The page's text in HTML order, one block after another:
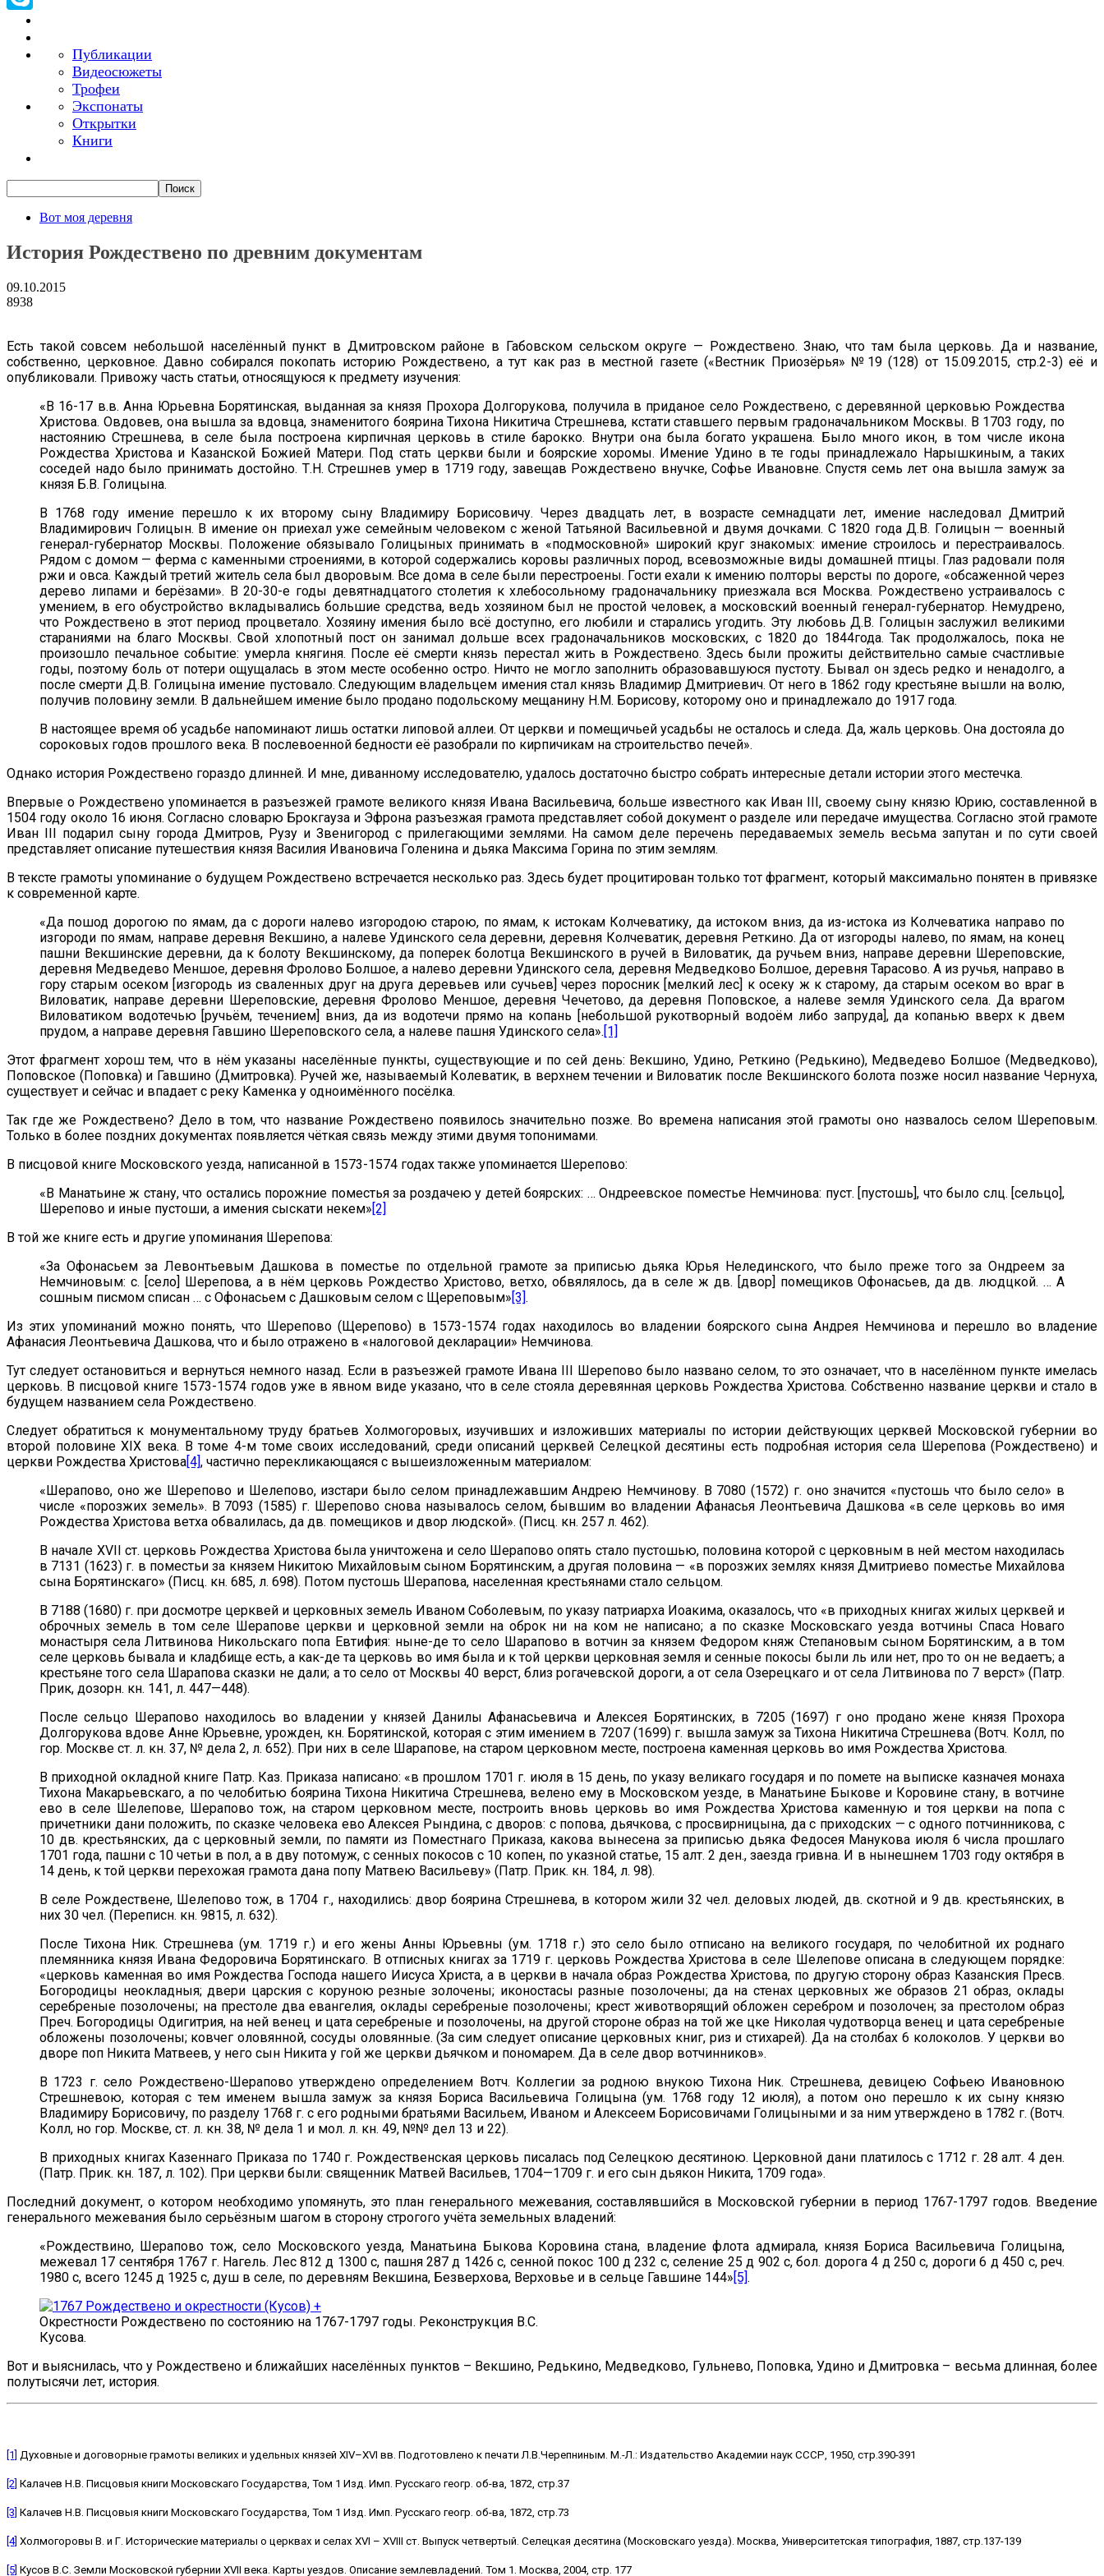
Публикации
Видеосюжеты
Трофеи
Экспонаты
Открытки
Книги
Вот моя деревня
История Рождествено по древним документам
09.10.2015
8938
Есть такой совсем небольшой населённый пункт в Дмитровском районе в Габовском сельском округе — Рождествено. Знаю, что там была церковь. Да и название,
собственно, церковное. Давно собирался покопать историю Рождествено, а тут как раз в местной газете («Вестник Приозёрья» №19 (128) от 15.09.2015, стр.2-3) её и
опубликовали. Привожу часть статьи, относящуюся к предмету изучения:
«В 16-17 в.в. Анна Юрьевна Борятинская, выданная за князя Прохора Долгорукова, получила в приданое село Рождествено, с деревянной церковью Рождества
Христова. Овдовев, она вышла за вдовца, знаменитого боярина Тихона Никитича Стрешнева, кстати ставшего первым градоначальником Москвы. В 1703 году, по
настоянию Стрешнева, в селе была построена кирпичная церковь в стиле барокко. Внутри она была богато украшена. Было много икон, в том числе икона
Рождества Христова и Казанской Божией Матери. Под стать церкви были и боярские хоромы. Имение Удино в те годы принадлежало Нарышкиным, а таких
соседей надо было принимать достойно. Т.Н. Стрешнев умер в 1719 году, завещав Рождествено внучке, Софье Ивановне. Спустя семь лет она вышла замуж за
князя Б.В. Голицына.
В 1768 году имение перешло к их второму сыну Владимиру Борисовичу. Через двадцать лет, в возрасте семнадцати лет, имение наследовал Дмитрий
Владимирович Голицын. В имение он приехал уже семейным человеком с женой Татьяной Васильевной и двумя дочками. С 1820 года Д.В. Голицын — военный
генерал-губернатор Москвы. Положение обязывало Голицыных принимать в «подмосковной» широкий круг знакомых: имение строилось и перестраивалось.
Рядом с домом — ферма с каменными строениями, в которой содержались коровы различных пород, всевозможные виды домашней птицы. Глаз радовали поля
ржи и овса. Каждый третий житель села был дворовым. Все дома в селе были перестроены. Гости ехали к имению полторы версты по дороге, «обсаженной через
дерево липами и берёзами». В 20-30-е годы девятнадцатого столетия к хлебосольному градоначальнику приезжала вся Москва. Рождествено устраивалось с
умением, в его обустройство вкладывались большие средства, ведь хозяином был не простой человек, а московский военный генерал-губернатор. Немудрено,
что Рождествено в этот период процветало. Хозяину имения было всё доступно, его любили и старались угодить. Эту любовь Д.В. Голицын заслужил великими
стараниями на благо Москвы. Свой хлопотный пост он занимал дольше всех градоначальников московских, с 1820 до 1844года. Так продолжалось, пока не
произошло печальное событие: умерла княгиня. После её смерти князь перестал жить в Рождествено. Здесь были прожиты действительно самые счастливые
годы, поэтому боль от потери ощущалась в этом месте особенно остро. Ничто не могло заполнить образовав­шуюся пустоту. Бывал он здесь редко и ненадолго, а
после смерти Д.В. Голицына имение пустовало. Следующим владельцем имения стал князь Владимир Дмитриевич. От него в 1862 году крестьяне вышли на волю,
получив половину земли. В дальнейшем имение было продано подольскому мещанину Н.М. Борисову, которому оно и принадлежало до 1917 года.
В настоящее время об усадьбе напоминают лишь остатки липовой аллеи. От церкви и помещичьей усадьбы не осталось и следа. Да, жаль церковь. Она достояла до
сороковых годов прошлого века. В послевоенной бедности её разобрали по кирпичикам на строительство печей».
Однако история Рождествено гораздо длинней. И мне, диванному исследователю, удалось достаточно быстро собрать интересные детали истории этого местечка.
Впервые о Рождествено упоминается в разъезжей грамоте великого князя Ивана Васильевича, больше известного как Иван III, своему сыну князю Юрию, составленной в
1504 году около 16 июня. Согласно словарю Брокгауза и Эфрона разъезжая грамота представляет собой документ о разделе или передаче имущества. Согласно этой грамоте
Иван III подарил сыну города Дмитров, Рузу и Звенигород с прилегающими землями. На самом деле перечень передаваемых земель весьма запутан и по сути своей
представляет описание путешествия князя Василия Ивановича Голенина и дьяка Максима Горина по этим землям.
В тексте грамоты упоминание о будущем Рождествено встречается несколько раз. Здесь будет процитирован только тот фрагмент, который максимально понятен в привязке
к современной карте.
«Да пошод дорогою по ямам, да с дороги налево изгородою старою, по ямам, к истокам Колчеватику, да истоком вниз, да из-истока из Колчеватика направо по
изгороди по ямам, направе деревня Векшино, а налеве Удинского села деревни, деревня Колчеватик, деревня Реткино. Да от изгороды налево, по ямам, на конец
пашни Векшинские деревни, да к болоту Векшинскому, да поперек болотца Векшинского в ручей в Виловатик, да ручьем вниз, направе деревни Шереповские,
деревня Медведево Меншое, деревня Фролово Болшое, а налево деревни Удинского села, деревня Медведково Болшое, деревня Тарасово. А из ручья, направо в
гору старым осеком [изгородь из сваленных друг на друга деревьев или сучьев] через поросник [мелкий лес] к осеку ж к старому, да старым осеком во враг в
Виловатик, направе деревни Шереповские, деревня Фролово Меншое, деревня Чечетово, да деревня Поповское, а налеве земля Удинского села. Да врагом
Виловатиком водотечью [ручьём, течением] вниз, да из водотечи прямо на копань [небольшой рукотворный водоём либо запруда], да копанью вверх к двем
прудом, а направе деревня Гавшино Шереповского села, а налеве пашня Удинского села».[1]
Этот фрагмент хорош тем, что в нём указаны населённые пункты, существующие и по сей день: Векшино, Удино, Реткино (Редькино), Медведево Болшое (Медведково),
Поповское (Поповка) и Гавшино (Дмитровка). Ручей же, называемый Колеватик, в верхнем течении и Виловатик после Векшинского болота позже носил название Чернуха,
существует и сейчас и впадает с реку Каменка у одноимённого посёлка.
Так где же Рождествено? Дело в том, что название Рождествено появилось значительно позже. Во времена написания этой грамоты оно назвалось селом Шереповым.
Только в более поздних документах появляется чёткая связь между этими двумя топонимами.
В писцовой книге Московского уезда, написанной в 1573-1574 годах также упоминается Шерепово:
«В Манатьине ж стану, что остались порожние поместья за роздачею у детей боярских: … Ондреевское поместье Немчинова: пуст. [пустошь], что было слц. [сельцо],
Шерепово и иные пустоши, а имения сыскати некем»[2]
В той же книге есть и другие упоминания Шерепова:
«За Офонасьем за Левонтьевым Дашкова в поместье по отдельной грамоте за приписью дьяка Юрья Нелединского, что было преже того за Ондреем за
Немчиновым: c. [село] Шерепова, а в нём церковь Рождество Христово, ветхо, обвялялось, да в селе ж дв. [двор] помещиков Офонасьев, да дв. людцкой. … А
сошным писмом списан … с Офонасьем с Дашковым селом с Щереповым»[3].
Из этих упоминаний можно понять, что Шерепово (Щерепово) в 1573-1574 годах находилось во владении боярского сына Андрея Немчинова и перешло во владение
Афанасия Леонтьевича Дашкова, что и было отражено в «налоговой декларации» Немчинова.
Тут следует остановиться и вернуться немного назад. Если в разъезжей грамоте Ивана III Шерепово было названо селом, то это означает, что в населённом пункте имелась
церковь. В писцовой книге 1573-1574 годов уже в явном виде указано, что в селе стояла деревянная церковь Рождества Христова. Собственно название церкви и стало в
будущем названием села Рождествено.
Следует обратиться к монументальному труду братьев Холмогоровых, изучивших и изложивших материалы по истории действующих церквей Московской губернии во
второй половине XIX века. В томе 4-м томе своих исследований, среди описаний церквей Селецкой десятины есть подробная история села Шерепова (Рождествено) и
церкви Рождества Христова[4], частично перекликающаяся с вышеизложенным материалом:
«Шерапово, оно же Шерепово и Шелепово, изстари было селом принадлежавшим Андрею Немчинову. В 7080 (1572) г. оно значится «пустошь что было село» в
числе «порозжих земель». В 7093 (1585) г. Шерепово снова называлось селом, бывшим во владении Афанасья Леонтьевича Дашкова «в селе церковь во имя
Рождества Христова ветха обвалилась, да дв. помещиков и двор людской». (Писц. кн. 257 л. 462).
В начале XVII ст. церковь Рождества Христова была уничтожена и село Шерапово опять стало пустошью, половина которой с церковным в ней местом находилась
в 7131 (1623) г. в поместьи за князем Никитою Михайловым сыном Борятинским, а другая половина — «в порозжих землях князя Дмитриево поместье Михайлова
сына Борятинскаго» (Писц. кн. 685, л. 698). Потом пустошь Шерапова, населенная крестьянами стало сельцом.
В 7188 (1680) г. при досмотре церквей и церковных земель Иваном Соболевым, по указу пaтpиapxa Иоакима, оказалось, что «в приходных книгах жилых церквей и
оброчных земель в том селе Шерапове церкви и церковной земли на оброк ни на ком не написано; а по сказке Московскаго уезда вотчины Спаса Новаго
монастыря села Литвинова Никольскаго попа Евтифия: ныне-де то село Шарапово в вотчин за князем Федором княж Степановым сыном Борятинским, а в том
селе церковь бывала и кладбище есть, а как-де та церковь во имя была и к той церкви церковная земля и сенные покосы были ль или нет, про то он не ведаетъ; а
крестьяне того села Шарапова сказки не дали; а то село от Москвы 40 верст, близ рогачевской дороги, а от села Озерецкаго и от села Литвинова по 7 верст» (Патр.
Прик, дозорн. кн. 141, л. 447—448).
После сельцо Шерапово находилось во владении у князей Данилы Афанасьевича и Алексея Борятинских, в 7205 (1697) г оно продано жене князя Прохора
Долгорукова вдове Анне Юрьевне, урожден, кн. Борятинской, которая с этим имением в 7207 (1699) г. вышла замуж за Тихона Никитича Стрешнева (Вотч. Колл, по
гор. Москве ст. л. кн. 37, № дела 2, л. 652). При них в селе Шарапове, на старом церковном месте, построена каменная церковь во имя Рождества Христова.
В приходной окладной книге Патр. Каз. Приказа написано: «в прошлом 1701 г. июля в 15 день, по указу великаго государя и по помете на выписке казначея монаха
Тихона Макарьевскаго, а по челобитью боярина Тихона Никитича Стрешнева, велено ему в Московском уезде, в Манатьине Быкове и Коровине стану, в вотчине
ево в селе Шелепове, Шерапово тож, на старом церковном месте, построить вновь церковь во имя Рождества Христова каменную и тоя церкви на попа с
причетники дани положить, по сказке человека ево Алексея Рындина, с дворов: с попова, дьячкова, с просвирницына, да с приходских — с одного потчинникова, с
10 дв. крестьянских, да с церковный земли, по памяти из Поместнаго Приказа, какова вынесена за приписью дьяка Федосея Манукова июля 6 числа прошлаго
1701 года, пашни с 10 четьи в пол, а в дву потомуж, с сенных покосов с 10 копен, по указной статье, 15 алт. 2 ден., заезда гривна. И в нынешнем 1703 году октября в
14 день, к той церкви перехожая грамота дана попу Матвею Васильеву» (Патр. Прик. кн. 184, л. 98).
В селе Рождествене, Шелепово тож, в 1704 г., находились: двор боярина Стрешнева, в котором жили 32 чел. деловых людей, дв. скотной и 9 дв. крестьянских, в
них 30 чел. (Переписн. кн. 9815, л. 632).
После Тихона Ник. Стрешнева (ум. 1719 г.) и его жены Анны Юрьевны (ум. 1718 г.) это село было отписано на великого государя, по челобитной их роднаго
племянника князя Ивана Федоровича Борятинскаго. В отписных книгах за 1719 г. церковь Рождества Христова в селе Шелепове описана в следующем порядке:
«церковь каменная во имя Рождества Господа нашего Иисуса Христа, а в церкви в начала образ Рождества Христова, по другую сторону образ Казанския Пресв.
Богородицы неокладныя; двери царския с коруною резные золочены; иконостасы разные позолочены; да на стенах церковных же образов 21 образ, оклады
серебреные позолочены; на престоле два евангелия, оклады серебреные позолочены; крест животворящий обложен серебром и позолочен; за престолом образ
Преч. Богородицы Одигитрия, на ней венец и цата серебреные и позолочены, на другой стороне образ на той же цке Николая чудотворца венец и цата серебреные
обложены позолочены; ковчег оловянной, сосуды оловянные. (За сим следует описание церковных книг, риз и стихарей). Да на столбах 6 колоколов. У церкви во
дворе поп Никита Матвеев, у него сын Никита у гой же церкви дьячком и пономарем. Да в селе двор вотчинников».
В 1723 г. село Рождествено-Шерапово утверждено определением Вотч. Коллегии за родною внукою Тихона Ник. Стрешнева, девицею Софьею Ивановною
Стрешневою, которая с тем именем вышла замуж за князя Бориса Васильевича Голицына (ум. 1768 году 12 июля), а потом оно перешло к их сыну князю
Владимиру Борисовичу, по разделу 1768 г. с его родными братьями Васильем, Иваном и Алексеем Борисовичами Голицыными и за ним утверждено в 1782 г. (Вотч.
Колл, но гор. Москве, ст. л. кн. 38, № дела 1 и мол. л. кн. 49, №№ дел 13 и 22).
В приходных книгах Казеннаго Приказа по 1740 г. Рождественская церковь писалась под Селецкою десятиною. Церковной дани платилось с 1712 г. 28 алт. 4 ден.
(Патр. Прик. кн. 187, л. 102). При церкви были: священник Матвей Васильев, 1704—1709 г. и его сын дьякон Никита, 1709 года».
Последний документ, о котором необходимо упомянуть, это план генерального межевания, составлявшийся в Московской губернии в период 1767-1797 годов. Введение
генерального межевания было серьёзным шагом в сторону строгого учёта земельных владений:
«Рождествино, Шерапово тож, село Московского уезда, Манатьина Быкова Коровина стана, владение флота адмирала, князя Бориса Васильевича Голицына,
межевал 17 сентября 1767 г. Нагель. Лес 812 д 1300 с, пашня 287 д 1426 с, сенной покос 100 д 232 с, селение 25 д 902 с, бол. дорога 4 д 250 с, дороги 6 д 450 с, реч.
1980 с, всего 1245 д 1925 с, душ в селе, по деревням Векшина, Безверхова, Верховье и в сельце Гавшине 144»[5].
Окрестности Рождествено по состоянию на 1767-1797 годы. Реконструкция В.С.
Кусова.
Вот и выяснилась, что у Рождествено и ближайших населённых пунктов – Векшино, Редькино, Медведково, Гульнево, Поповка, Удино и Дмитровка – весьма длинная, более
полутысячи лет, история.
[1] Духовные и договорные грамоты великих и удельных князей XIV–XVI вв. Подготовлено к печати Л.В.Черепниным. М.-Л.: Издательство Академии наук СССР, 1950, стр.390-391
[2] Калачев Н.В. Писцовыя книги Московскаго Государства, Том 1 Изд. Имп. Русскаго геогр. об-ва, 1872, стр.37
[3] Калачев Н.В. Писцовыя книги Московскаго Государства, Том 1 Изд. Имп. Русскаго геогр. об-ва, 1872, стр.73
[4] Холмогоровы В. и Г. Исторические материалы о церквах и селах XVI – XVIII ст. Выпуск четвертый. Селецкая десятина (Московскаго уезда). Москва, Университетская типография, 1887, стр.137-139
[5] Кусов В.С. Земли Московской губернии XVII века. Карты уездов. Описание землевладений. Том 1. Москва, 2004, стр. 177
Skype